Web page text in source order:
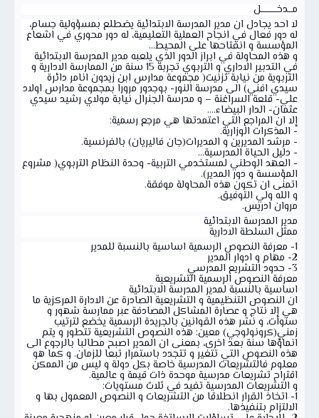
مـــدخــــــــــــل
لا احد يجادل ان مدير المدرسة الابتدائية يضطلع بمسؤولية جسام،
له دور فعال في انجاح العملية التعليمية، له دور محوري في اشعاع
المؤسسة و انفتاحها على المحيط...
و هذه المحاولة في ابراز الدور الذي يلعبه مدير المدرسة الابتدائية
في التدبير الاداري و التربوي تجربة 15 سنة من الممارسة الادارية و
التربوية من نيابة تزنيت( مجموعة مدارس ابن زيدون انامر دائرة
سيدي افني) الى مدرسة النور- بوجدور مرورا بمجموعة مدارس اولاد
علي- قلعة السراغنة – و مدرسة الجنرال نيابة مولاي رشيد سيدي
عثمان- الدار البيضاء....
إلا ان المراجع التي اعتمدتها هي مرجع رسمية:
- المذكرات الوزارية.
- مرشد المديرين و المديرات(جان فاليريان) بالفرنسية.
- دليل الحياة المدرسية...
- العهد الوطني لمستخدمي التربية- وحدة النظام التربوي( مشروع
المؤسسة و دور المدير).
اتمنى ان تكون هذه المحاولة موفقة.
و الله ولي التوفيق.
مروان ادريس.
مدير المدرسة الابتدائية
ممثل السلطة الادارية
1- معرفة النصوص الرسمية اساسية بالنسبة للمدير
2- مهام و ادوار المدير
3- حدود التشريع المدرسي
معرفة النصوص الرسمية التشريعية
اساسية بالنسبة لمدير المدرسة الابتدائية
ان النصوص التنظيمية و التشريعية الصادرة عن الادارة المركزية ما
هي إلا نتاج و عصارة المشاكل المصادفة عبر ممارسة شهور و
سنوات، و نشر هذه القوانين بالجريدة الرسمية يخضع لترتيب
زمني(كرونولوجي) معين: هذه النصوص التشريعية تتطور و يتم
انماؤها سنة بعد اخرى، بمعنى ان المدير اصبح مطالبا بالرجوع الى
هذه النصوص التي تتغير و تتجدد باستمرار تبعا للزمان. و كما هو
معلوم فالتشريعات المدرسية خاصة بكل دولة و ليس من الممكن
اقتراح تشريعات مدرسية موحدة ذات قيمة و عالمية.
و التشريعات المدرسية تفيد في ثلاث مستويات:
1- اتخاذ القرار انطلاقا من التشريعات و النصوص المعمول بها و
الالتزام بتنفيذها.